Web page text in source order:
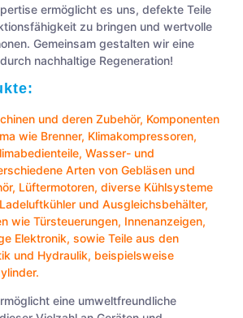
ermöglicht es uns, defekte Teile
zu bringen und wertvolle
Gemeinsam gestalten wir eine
nachhaltige Regeneration!
und deren Zubehör, Komponenten
wie Brenner, Klimakompressoren,
, Wasser- und
Arten von Gebläsen und
Lüftermotoren, diverse Kühlsysteme
Ladeluftkühler und Ausgleichsbehälter,
wie Türsteuerungen, Innenanzeigen,
Elektronik, sowie Teile aus den
und Hydraulik, beispielsweise
.
eine umweltfreundliche